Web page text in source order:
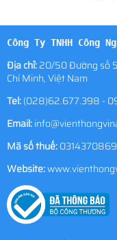
Công Ty TNHH Công
Địa chỉ:20/50 Đường số
Chí Minh, Việt Nam
Tel:(028)62.677.398 -
Email:
Mã số thuế:0314370869
Website: